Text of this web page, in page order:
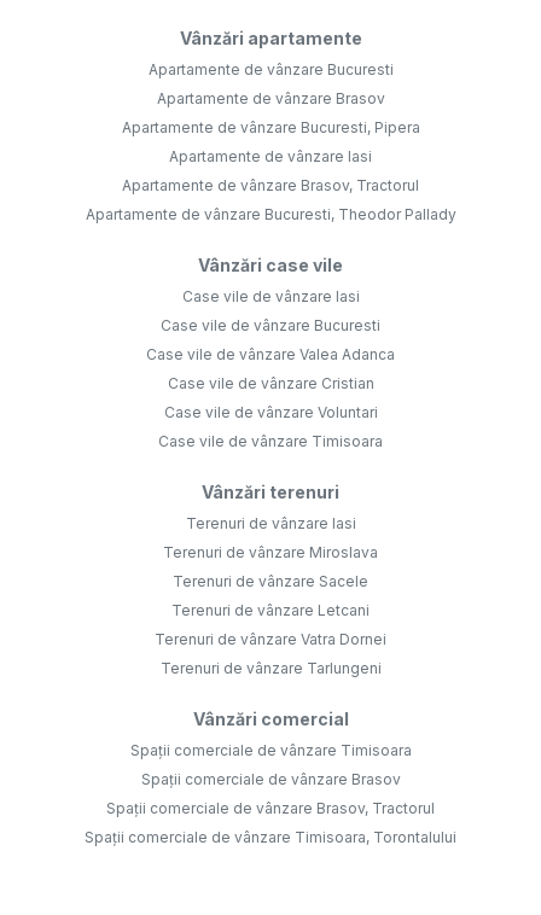
Vânzări apartamente
Apartamente de vânzare Bucuresti
Apartamente de vânzare Brasov
Apartamente de vânzare Bucuresti, Pipera
Apartamente de vânzare Iasi
Apartamente de vânzare Brasov, Tractorul
Apartamente de vânzare Bucuresti, Theodor Pallady
Vânzări case vile
Case vile de vânzare Iasi
Case vile de vânzare Bucuresti
Case vile de vânzare Valea Adanca
Case vile de vânzare Cristian
Case vile de vânzare Voluntari
Case vile de vânzare Timisoara
Vânzări terenuri
Terenuri de vânzare Iasi
Terenuri de vânzare Miroslava
Terenuri de vânzare Sacele
Terenuri de vânzare Letcani
Terenuri de vânzare Vatra Dornei
Terenuri de vânzare Tarlungeni
Vânzări comercial
Spații comerciale de vânzare Timisoara
Spații comerciale de vânzare Brasov
Spații comerciale de vânzare Brasov, Tractorul
Spații comerciale de vânzare Timisoara, Torontalului